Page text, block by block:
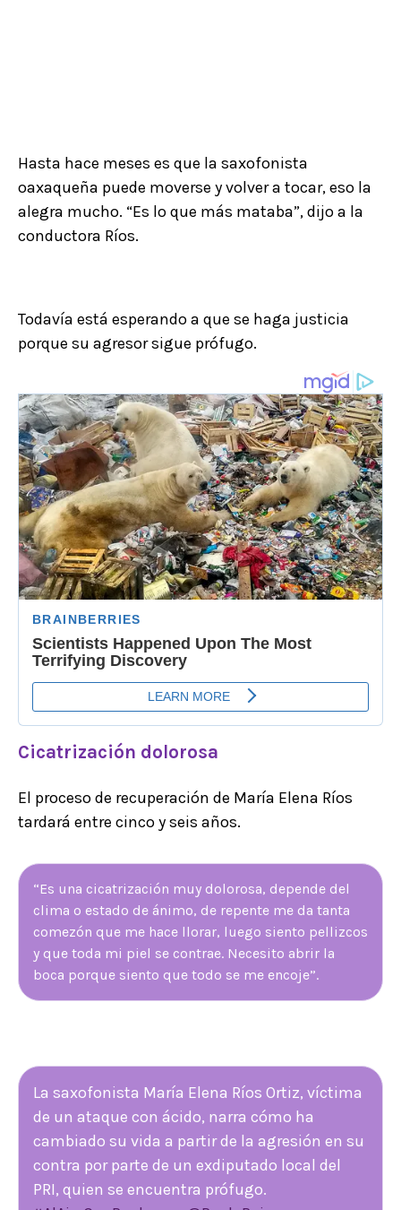
Hasta hace meses es que la saxofonista
oaxaqueña puede moverse y volver a tocar, eso la
alegra mucho. “Es lo que más mataba”, dijo a la
conductora Ríos.
Todavía está esperando a que se haga justicia
porque su agresor sigue prófugo.
Cicatrización dolorosa
El proceso de recuperación de María Elena Ríos
tardará entre cinco y seis años.
“Es una cicatrización muy dolorosa, depende del
clima o estado de ánimo, de repente me da tanta
comezón que me hace llorar, luego siento pellizcos
y que toda mi piel se contrae. Necesito abrir la
boca porque siento que todo se me encoje”.
La saxofonista María Elena Ríos Ortiz, víctima
de un ataque con ácido, narra cómo ha
cambiado su vida a partir de la agresión en su
contra por parte de un exdiputado local del
PRI, quien se encuentra prófugo.